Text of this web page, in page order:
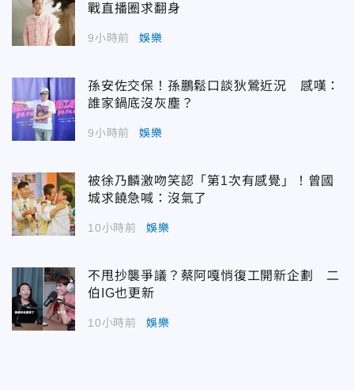
戰直播圈求翻身
9小時前 娛樂
孫安佐交保！孫鵬鬆口談狄鶯近況 感嘆：
誰家鍋底沒灰塵？
9小時前 娛樂
被徐乃麟激吻笑認「第1次有感覺」！曾國
城求饒急喊：沒氣了
10小時前 娛樂
不甩抄襲爭議？蔡阿嘎悄復工開新企劃 二
伯IG也更新
10小時前 娛樂